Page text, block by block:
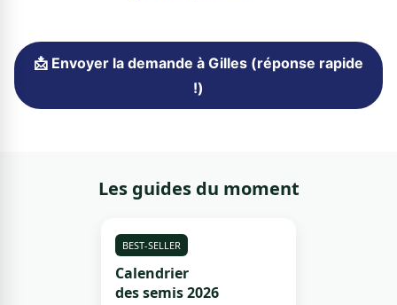
📩 Envoyer la demande à Gilles (réponse rapide
!)
Les guides du moment
BEST-SELLER
Calendrier
des semis 2026